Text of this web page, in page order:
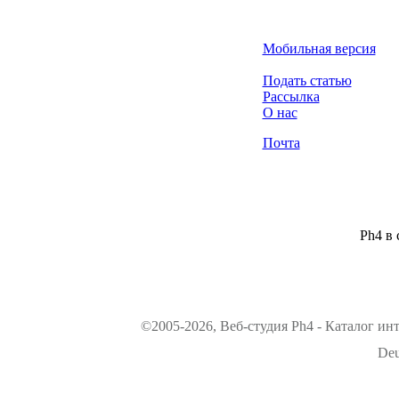
Мобильная версия
Подать статью
Рассылка
О нас
Почта
Ph4 в
©2005-2026, Веб-студия Ph4 - Каталог